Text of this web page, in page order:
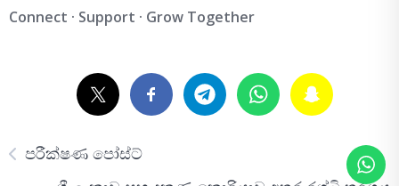
Connect · Support · Grow Together
පරීක්ෂණ පෝස්ට්